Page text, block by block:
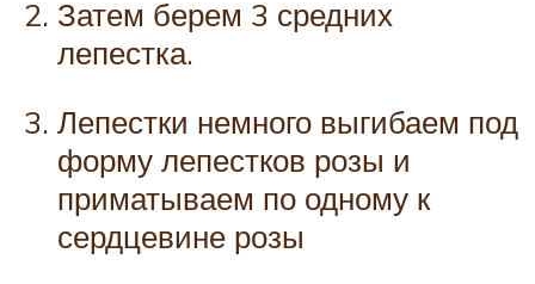
Затем берем 3 средних
лепестка.
Лепестки немного выгибаем под
форму лепестков розы и
приматываем по одному к
сердцевине розы